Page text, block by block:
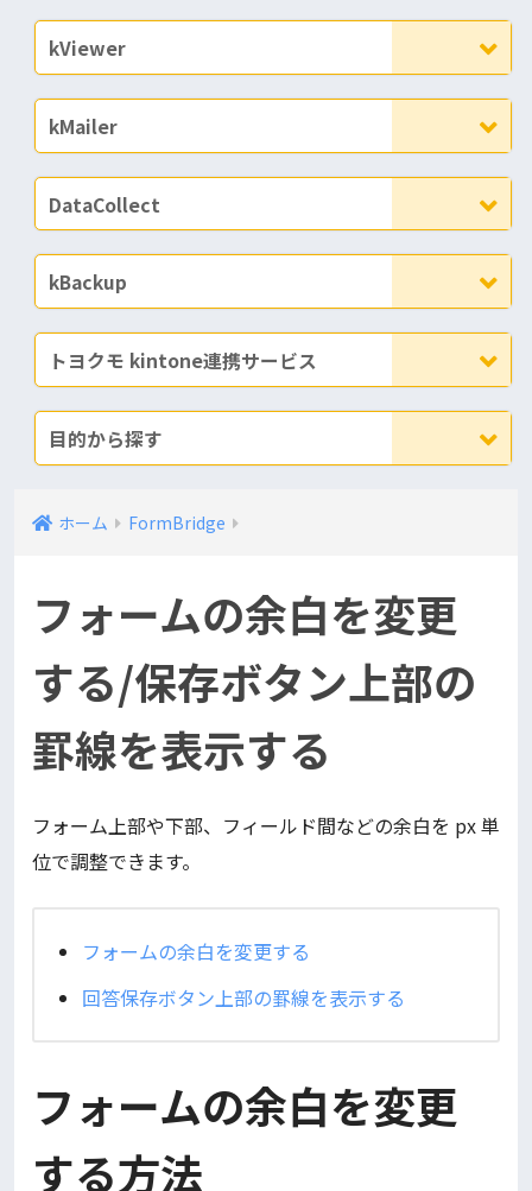
kViewer
kMailer
DataCollect
kBackup
トヨクモ kintone連携サービス
目的から探す
ホーム FormBridge
フォームの余白を変更
する/保存ボタン上部の
罫線を表示する
フォーム上部や下部、フィールド間などの余白を px 単
位で調整できます。
フォームの余白を変更する
回答保存ボタン上部の罫線を表示する
フォームの余白を変更
する方法